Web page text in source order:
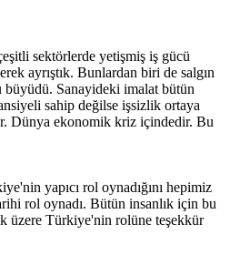
sektörlerde yetişmiş iş gücü
ayrıştık. Bunlardan biri de salgın
büyüdü. Sanayideki imalat bütün
sahip değilse işsizlik ortaya
Dünya ekonomik kriz içindedir. Bu
yapıcı rol oynadığını hepimiz
rol oynadı. Bütün insanlık için bu
üzere Türkiye'nin rolüne teşekkür